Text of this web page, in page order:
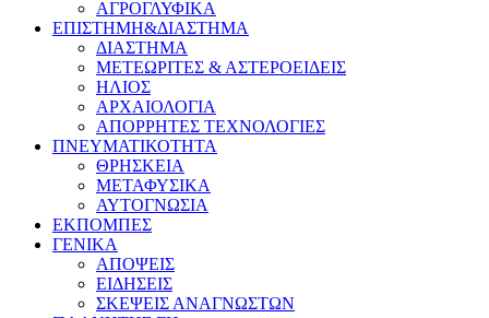
ΑΓΡΟΓΛΥΦΙΚΑ
ΕΠΙΣΤΗΜΗ&ΔΙΑΣΤΗΜΑ
ΔΙΑΣΤΗΜΑ
ΜΕΤΕΩΡΙΤΕΣ & ΑΣΤΕΡΟΕΙΔΕΙΣ
ΗΛΙΟΣ
ΑΡΧΑΙΟΛΟΓΙΑ
ΑΠΟΡΡΗΤΕΣ ΤΕΧΝΟΛΟΓΙΕΣ
ΠΝΕΥΜΑΤΙΚΟΤΗΤΑ
ΘΡΗΣΚΕΙΑ
ΜΕΤΑΦΥΣΙΚΑ
ΑΥΤΟΓΝΩΣΙΑ
ΕΚΠΟΜΠΕΣ
ΓΕΝΙΚΑ
ΑΠΟΨΕΙΣ
ΕΙΔΗΣΕΙΣ
ΣΚΕΨΕΙΣ ΑΝΑΓΝΩΣΤΩΝ